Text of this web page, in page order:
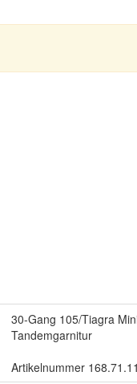
30-Gang 105/Tiagra
Tandemgarnitur
Artikelnummer